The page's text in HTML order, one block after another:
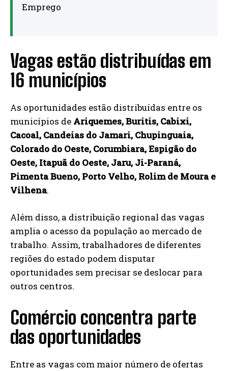
Emprego
Vagas estão distribuídas em
16 municípios
As oportunidades estão distribuídas entre os
municípios de Ariquemes, Buritis, Cabixi,
Cacoal, Candeias do Jamari, Chupinguaia,
Colorado do Oeste, Corumbiara, Espigão do
Oeste, Itapuã do Oeste, Jaru, Ji-Paraná,
Pimenta Bueno, Porto Velho, Rolim de Moura e
Vilhena.
Além disso, a distribuição regional das vagas
amplia o acesso da população ao mercado de
trabalho. Assim, trabalhadores de diferentes
regiões do estado podem disputar
oportunidades sem precisar se deslocar para
outros centros.
Comércio concentra parte
das oportunidades
Entre as vagas com maior número de ofertas